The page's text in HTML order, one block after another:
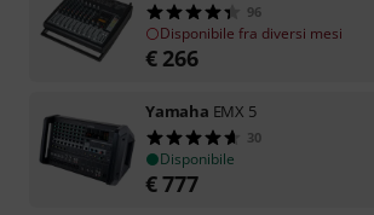
96
Disponibile fra diversi mesi
€ 266
Yamaha EMX 5
30
Disponibile
€777